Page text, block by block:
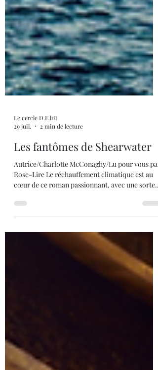
Le cercle D.E.litt
Les fantômes de Shearwater
Rose-Lire Le réchauffement climatique est au
cœur de ce roman passionnant, avec une sorte
soit couler, soit mourir de faim», qui revient au
fil des pages. Mais cette peu réjouissante
perspective est battue en brèche par la soif de
vivre des personnages malgré leurs coups durs.
Dominic est le gardien de l'île subaustrale de
Shearwater au climat rude, glacé, qui abrite une